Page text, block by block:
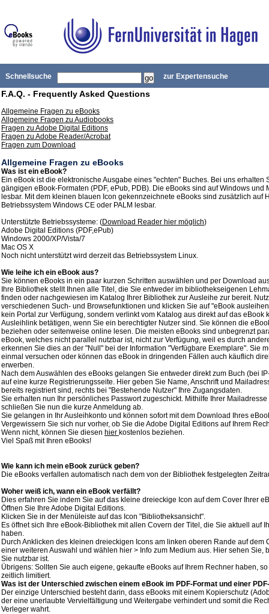
Schnellsuche zur Expertensuche
F.A.Q. - Frequently Asked Questions
Allgemeine Fragen zu eBooks
Allgemeine Fragen zu Audiobooks
Fragen zu Adobe Digital Editions
Fragen zu Adobe Reader/Acrobat
Fragen zum Download
Allgemeine Fragen zu eBooks
Was ist ein eBook?
Ein eBook ist die elektronische Ausgabe eines "echten" Buches. Bei uns erhalten
gängigen eBook-Formaten (PDF, ePub, PDB). Die eBooks sind auf Windows und
lesbar. Mit dem kleinen blauen Icon gekennzeichnete eBooks sind zusätzlich auf
Betriebssystem Windows CE oder PALM lesbar.
Unterstützte Betriebssysteme: (Download Reader hier möglich)
Adobe Digital Editions (PDF,ePub)
Windows 2000/XP/Vista/7
Mac OS X
Noch nicht unterstützt wird derzeit das Betriebssystem Linux.
Wie leihe ich ein eBook aus?
Sie können eBooks in ein paar kurzen Schritten auswählen und per Download
Ihre Bibliothek stellt Ihnen alle Titel, die Sie entweder im bibliothekseigenen
finden oder nachgewiesen im Katalog Ihrer Bibliothek zur Ausleihe zur bereit.
verschiedenen Such- und Browsefunktionen und klicken Sie auf "eBook
kein Portal zur Verfügung, sondern verlinkt vom Katalog aus direkt auf das eBook
Ausleihlink betätigen, wenn Sie ein berechtigter Nutzer sind. Sie können die
beziehen oder seitenweise online lesen. Die meisten eBooks sind unbegrenzt
eBook, welches nicht parallel nutzbar ist, nicht zur Verfügung, weil es durch
erkennen Sie dies an der "Null" bei der Information "Verfügbare Exemplare". Sie
einmal versuchen oder können das eBook in dringenden Fällen auch käuflich
erwerben.
Nach dem Auswählen des eBooks gelangen Sie entweder direkt zum Buch (bei
auf eine kurze Registrierungsseite. Hier geben Sie Name, Anschrift und
bereits registriert sind, rechts bei "Bestehende Nutzer" Ihre Zugangsdaten.
Sie erhalten nun Ihr persönliches Passwort zugeschickt. Mithilfe Ihrer
schließen Sie nun die kurze Anmeldung ab.
Sie gelangen in Ihr Ausleihkonto und können sofort mit dem Download Ihres
Vergewissern Sie sich nur vorher, ob Sie die Adobe Digital Editions auf Ihrem
Wenn nicht, können Sie diesen hier kostenlos beziehen.
Viel Spaß mit Ihren eBooks!
Wie kann ich mein eBook zurück geben?
Die eBooks verfallen automatisch nach dem von der Bibliothek festgelegten
Woher weiß ich, wann ein eBook verfällt?
Dies erfahren Sie indem Sie auf das kleine dreieckige Icon auf dem Cover Ihrer
Öffnen Sie Ihre Adobe Digital Editions.
Klicken Sie in der Menüleiste auf das Icon "Bibliotheksansicht".
Es öffnet sich Ihre eBook-Bibliothek mit allen Covern der Titel, die Sie aktuell auf
haben.
Durch Anklicken des kleinen dreieckigen Icons am linken oberen Rande auf dem
einer weiteren Auswahl und wählen hier > Info zum Medium aus. Hier sehen Sie,
Sie nutzbar ist.
Übrigens: Sollten Sie auch eigene, gekaufte eBooks auf Ihrem Rechner haben,
zeitlich limitiert.
Was ist der Unterschied zwischen einem eBook im PDF-Format und einer
Der einzige Unterschied besteht darin, dass eBooks mit einem Kopierschutz
der eine unerlaubte Vervielfältigung und Weitergabe verhindert und somit die
Verleger wahrt.